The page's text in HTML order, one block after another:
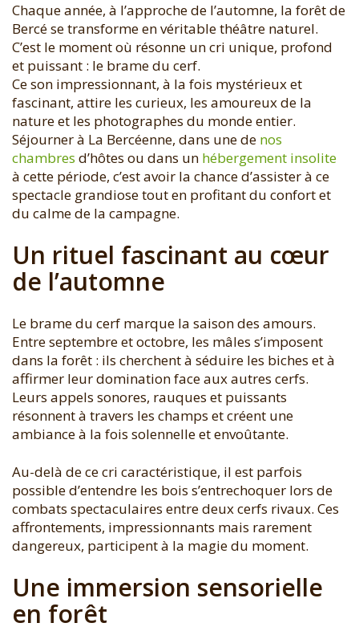
Chaque année, à l’approche de l’automne, la forêt de
Bercé se transforme en véritable théâtre naturel.
C’est le moment où résonne un cri unique, profond
et puissant : le brame du cerf.
Ce son impressionnant, à la fois mystérieux et
fascinant, attire les curieux, les amoureux de la
nature et les photographes du monde entier.
Séjourner à La Bercéenne, dans une de nos
chambres d’hôtes ou dans un hébergement insolite
à cette période, c’est avoir la chance d’assister à ce
spectacle grandiose tout en profitant du confort et
du calme de la campagne.
Un rituel fascinant au cœur
de l’automne
Le brame du cerf marque la saison des amours.
Entre septembre et octobre, les mâles s’imposent
dans la forêt : ils cherchent à séduire les biches et à
affirmer leur domination face aux autres cerfs.
Leurs appels sonores, rauques et puissants
résonnent à travers les champs et créent une
ambiance à la fois solennelle et envoûtante.
Au-delà de ce cri caractéristique, il est parfois
possible d’entendre les bois s’entrechoquer lors de
combats spectaculaires entre deux cerfs rivaux. Ces
affrontements, impressionnants mais rarement
dangereux, participent à la magie du moment.
Une immersion sensorielle
en forêt